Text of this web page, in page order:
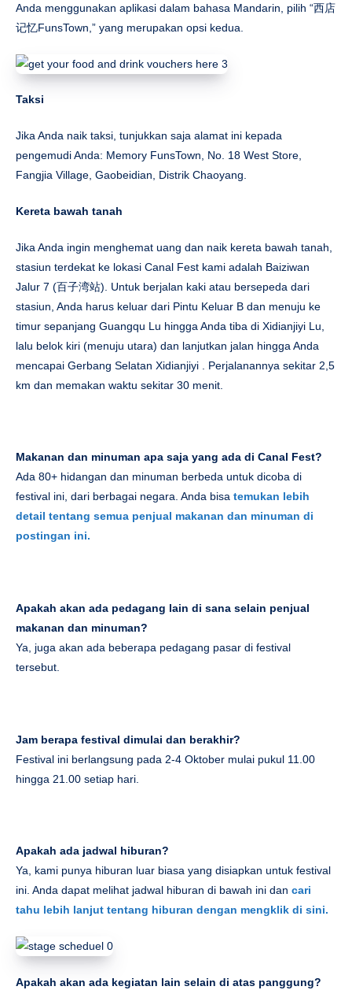
Anda menggunakan aplikasi dalam bahasa Mandarin, pilih “西店
记忆FunsTown,” yang merupakan opsi kedua.
Taksi
Jika Anda naik taksi, tunjukkan saja alamat ini kepada
pengemudi Anda: Memory FunsTown, No. 18 West Store,
Fangjia Village, Gaobeidian, Distrik Chaoyang.
Kereta bawah tanah
Jika Anda ingin menghemat uang dan naik kereta bawah tanah,
stasiun terdekat ke lokasi Canal Fest kami adalah Baiziwan
Jalur 7 (百子湾站). Untuk berjalan kaki atau bersepeda dari
stasiun, Anda harus keluar dari Pintu Keluar B dan menuju ke
timur sepanjang Guangqu Lu hingga Anda tiba di Xidianjiyi Lu,
lalu belok kiri (menuju utara) dan lanjutkan jalan hingga Anda
mencapai Gerbang Selatan Xidianjiyi . Perjalanannya sekitar 2,5
km dan memakan waktu sekitar 30 menit.
Makanan dan minuman apa saja yang ada di Canal Fest?
Ada 80+ hidangan dan minuman berbeda untuk dicoba di
festival ini, dari berbagai negara. Anda bisa temukan lebih
detail tentang semua penjual makanan dan minuman di
postingan ini.
Apakah akan ada pedagang lain di sana selain penjual
makanan dan minuman?
Ya, juga akan ada beberapa pedagang pasar di festival
tersebut.
Jam berapa festival dimulai dan berakhir?
Festival ini berlangsung pada 2-4 Oktober mulai pukul 11.00
hingga 21.00 setiap hari.
Apakah ada jadwal hiburan?
Ya, kami punya hiburan luar biasa yang disiapkan untuk festival
ini. Anda dapat melihat jadwal hiburan di bawah ini dan cari
tahu lebih lanjut tentang hiburan dengan mengklik di sini.
Apakah akan ada kegiatan lain selain di atas panggung?